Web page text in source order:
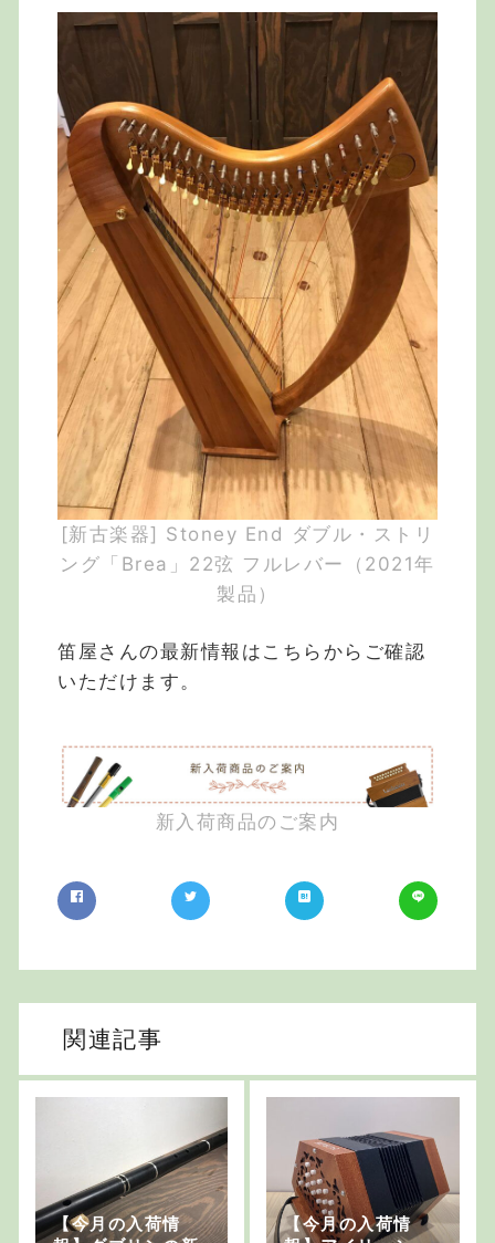
[新古楽器] Stoney End ダブル・ストリ
ング「Brea」22弦 フルレバー（2021年
製品）
笛屋さんの最新情報はこちらからご確認
いただけます。
新入荷商品のご案内
関連記事
【今月の入荷情
【今月の入荷情